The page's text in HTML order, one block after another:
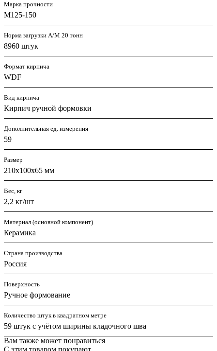
Марка прочности
М125-150
Норма загрузки А/М 20 тонн
8960 штук
Формат кирпича
WDF
Вид кирпича
Кирпич ручной формовки
Дополнительная ед. измерения
59
Размер
210x100x65 мм
Вес, кг
2,2 кг/шт
Материал (основной компонент)
Керамика
Страна производства
Россия
Поверхность
Ручное формование
Количество штук в квадратном метре
59 штук с учётом ширины кладочного шва
Вам также может понравиться